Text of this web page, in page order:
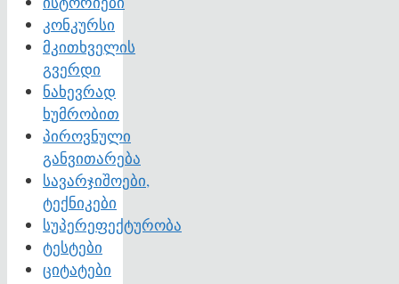
კონკურსი
მკითხველის
გვერდი
ნახევრად
ხუმრობით
პიროვნული
განვითარება
სავარჯიშოები,
ტექნიკები
სუპერეფექტურობა
ტესტები
ციტატები